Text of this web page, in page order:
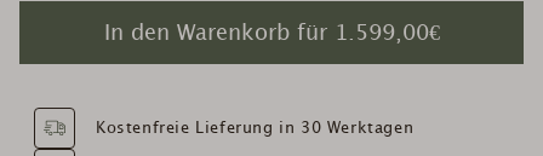
In den Warenkorb für 1.599,00€
Kostenfreie Lieferung in 30 Werktagen